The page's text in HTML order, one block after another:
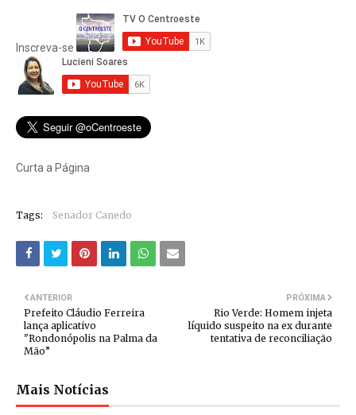
Inscreva-se
Curta a Página
Tags: Senador Canedo
PRÓXIMA
Rio Verde: Homem injeta
líquido suspeito na ex durante
tentativa de reconciliação
ANTERIOR
Prefeito Cláudio Ferreira
lança aplicativo
"Rondonópolis na Palma da
Mão”
Mais Notícias